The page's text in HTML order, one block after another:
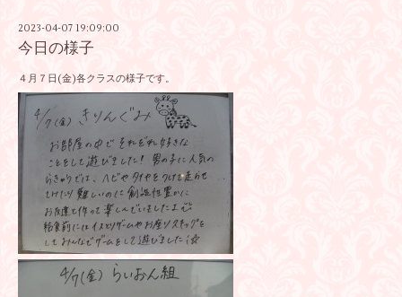
2023-04-07 19:09:00
今日の様子
４月７日(金)各クラスの様子です。